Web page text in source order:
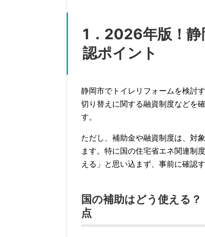
1．2026年版！
認ポイント
静岡市でトイレリフォームを検討
切り替えに関する融資制度などを
す。
ただし、補助金や融資制度は、対
ます。特に国の住宅省エネ関連制
える」と思い込まず、事前に確認
国の補助はどう使える
点